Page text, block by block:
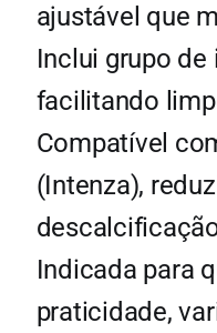
ajustável que
Inclui grupo
facilitando
Compatível
(Intenza),
Indicada para
praticidade,